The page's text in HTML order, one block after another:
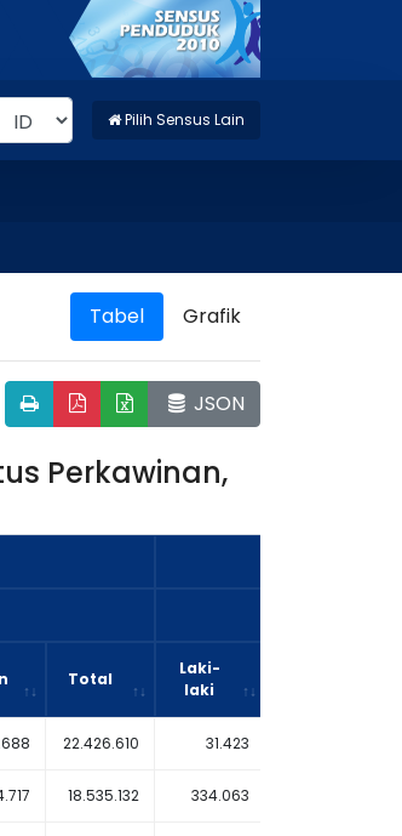
Pilih Sensus Lain
Tabel Grafik
JSON
Perkawinan,
Total
Laki-
laki
22.426.610 31.423
18.535.132 334.063